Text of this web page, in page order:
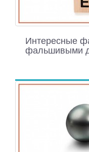
Интересные
фальшивыми